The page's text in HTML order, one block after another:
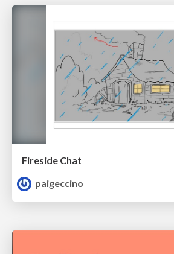
Fireside Chat
paigeccino